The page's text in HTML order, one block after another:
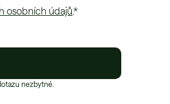
osobních údajů.*
nezbytné.